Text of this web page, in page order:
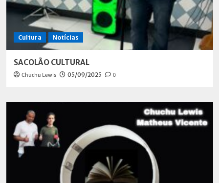
Cultura Notícias
SACOLÃO CULTURAL
Chuchu Lewis 05/09/2025 0